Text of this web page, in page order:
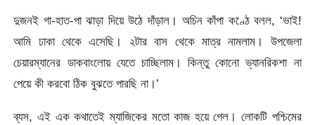
দুজনই গা-হাত-পা ঝাড়া দিয়ে উঠে দাঁড়াল। অচিন কাঁপা কণ্ঠে বলল, ‘ভাই!
আমি ঢাকা থেকে এসেছি। ২টার বাস থেকে মাত্র নামলাম। উপজেলা
চেয়ারম্যানের ডাকবাংলোয় যেতে চাচ্ছিলাম। কিন্তু কোনো ভ্যানরিকশা না
পেয়ে কী করবো ঠিক বুঝতে পারছি না।’
ব্যস, এই এক কথাতেই ম্যাজিকের মতো কাজ হয়ে গেল। লোকটি পশ্চিমের